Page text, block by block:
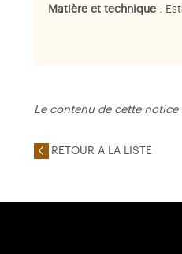
Matière et technique :
Le contenu de cette notice
RETOUR A LA LISTE